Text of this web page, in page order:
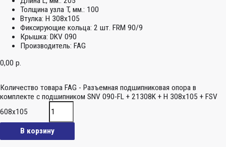
Толщина узла T, мм.: 100
Втулка: H 308x105
Фиксирующие кольца: 2 шт. FRM 90/9
Крышка: DKV 090
Производитель: FAG
0,00 р.
Количество товара FAG - Разъемная подшипниковая опора в
комплекте с подшипником SNV 090-FL + 21308K + H 308x105 + FSV
608x105
В корзину